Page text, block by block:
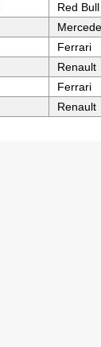
Red
Ferrari
Renault
Ferrari
Renault